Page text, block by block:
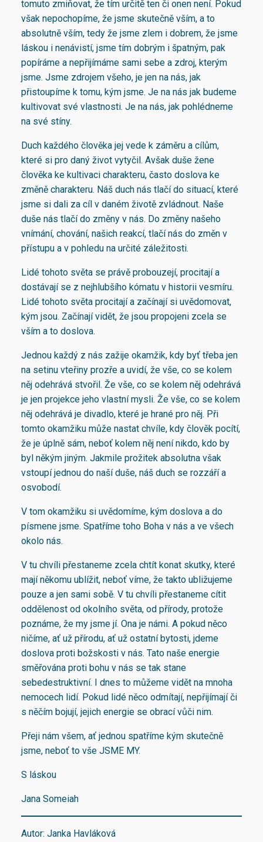
tomuto zmiňovat, že tím určitě ten či onen není. Pokud
však nepochopíme, že jsme skutečně vším, a to
absolutně vším, tedy že jsme zlem i dobrem, že jsme
láskou i nenávistí, jsme tím dobrým i špatným, pak
popíráme a nepřijímáme sami sebe a zdroj, kterým
jsme. Jsme zdrojem všeho, je jen na nás, jak
přistoupíme k tomu, kým jsme. Je na nás jak budeme
kultivovat své vlastnosti. Je na nás, jak pohlédneme
na své stíny.
Duch každého člověka jej vede k záměru a cílům,
které si pro daný život vytyčil. Avšak duše žene
člověka ke kultivaci charakteru, často doslova ke
změně charakteru. Náš duch nás tlačí do situací, které
jsme si dali za cíl v daném životě zvládnout. Naše
duše nás tlačí do změny v nás. Do změny našeho
vnímání, chování, našich reakcí, tlačí nás do změn v
přístupu a v pohledu na určité záležitosti.
Lidé tohoto světa se právě probouzejí, procitají a
dostávají se z nejhlubšího kómatu v historii vesmíru.
Lidé tohoto světa procitají a začínají si uvědomovat,
kým jsou. Začínají vidět, že jsou propojeni zcela se
vším a to doslova.
Jednou každý z nás zažije okamžik, kdy byť třeba jen
na setinu vteřiny prozře a uvidí, že vše, co se kolem
něj odehrává stvořil. Že vše, co se kolem něj odehrává
je jen projekce jeho vlastní mysli. Že vše, co se kolem
něj odehrává je divadlo, které je hrané pro něj. Při
tomto okamžiku může nastat chvíle, kdy člověk pocítí,
že je úplně sám, neboť kolem něj není nikdo, kdo by
byl někým jiným. Jakmile prožitek absolutna však
vstoupí jednou do naší duše, náš duch se rozzáří a
osvobodí.
V tom okamžiku si uvědomíme, kým doslova a do
písmene jsme. Spatříme toho Boha v nás a ve všech
okolo nás.
V tu chvíli přestaneme zcela chtít konat skutky, které
mají někomu ublížit, neboť víme, že takto ubližujeme
pouze a jen sami sobě. V tu chvíli přestaneme cítit
oddělenost od okolního světa, od přírody, protože
poznáme, že my jsme jí. Ona je námi. A pokud něco
ničíme, ať už přírodu, ať už ostatní bytosti, jdeme
doslova proti božskosti v nás. Tato naše energie
směřována proti bohu v nás se tak stane
sebedestruktivní. I dnes to můžeme vidět na mnoha
nemocech lidí. Pokud lidé něco odmítají, nepřijímají či
s něčím bojují, jejich energie se obrací vůči nim.
Přeji nám všem, ať jednou spatříme kým skutečně
jsme, neboť to vše JSME MY.
S láskou
Jana Someiah
Autor: Janka Havláková